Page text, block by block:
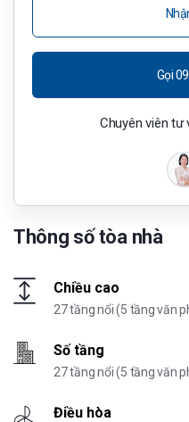
Thông số tòa nhà
Chiều cao
27 tầng nổi (5 tầng văn
Số tầng
27 tầng nổi (5 tầng văn
Điều hòa
Gọi
Chuyên viên tư